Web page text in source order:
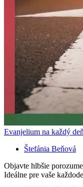
Evanjelium na každý
Štefánia Beňová
Objavte hlbšie
Ideálne pre vaše